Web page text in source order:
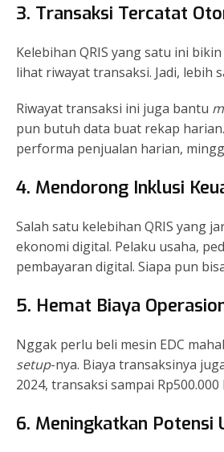
3. Transaksi Tercatat
Kelebihan QRIS yang satu ini
lihat riwayat transaksi. Jadi, lebih
Riwayat transaksi ini juga bantu
pun butuh data buat rekap
performa penjualan harian,
4. Mendorong Inklusi
Salah satu kelebihan QRIS yang
ekonomi digital. Pelaku usaha,
pembayaran digital. Siapa pun
5. Hemat Biaya
Nggak perlu beli mesin EDC
setup-nya. Biaya transaksinya
2024, transaksi sampai
6. Meningkatkan Potensi